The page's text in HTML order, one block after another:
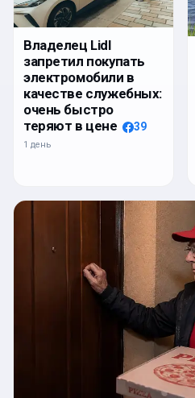
Владелец Lidl
запретил покупать
электромобили в
качестве служебных:
очень быстро
теряют в цене
39
1 день